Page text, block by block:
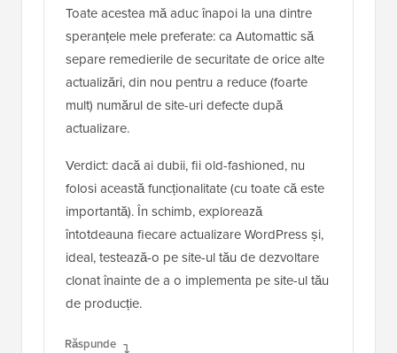
Toate acestea mă aduc înapoi la una dintre
speranțele mele preferate: ca Automattic să
separe remedierile de securitate de orice alte
actualizări, din nou pentru a reduce (foarte
mult) numărul de site-uri defecte după
actualizare.
Verdict: dacă ai dubii, fii old-fashioned, nu
folosi această funcționalitate (cu toate că este
importantă). În schimb, explorează
întotdeauna fiecare actualizare WordPress și,
ideal, testează-o pe site-ul tău de dezvoltare
clonat înainte de a o implementa pe site-ul tău
de producție.
Răspunde